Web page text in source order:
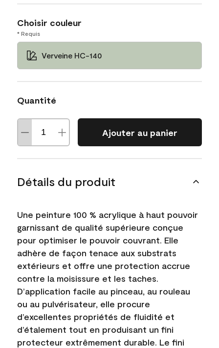
Choisir couleur
* Requis
Verveine HC-140
Quantité
Ajouter au panier
Détails du produit
Une peinture 100 % acrylique à haut pouvoir
garnissant de qualité supérieure conçue
pour optimiser le pouvoir couvrant. Elle
adhère de façon tenace aux substrats
extérieurs et offre une protection accrue
contre la moisissure et les taches.
D’application facile au pinceau, au rouleau
ou au pulvérisateur, elle procure
d’excellentes propriétés de fluidité et
d’étalement tout en produisant un fini
protecteur extrêmement durable. Le fini